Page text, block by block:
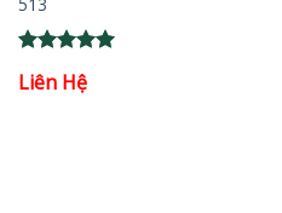
out of 5
Liên Hệ